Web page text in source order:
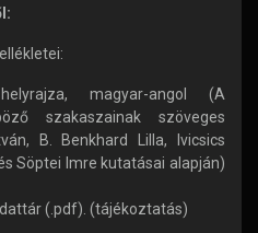
magyar-angol (A
szakaszainak szöveges
B. Benkhard Lilla, Ivicsics
Söptei Imre kutatásai alapján)
(.pdf). (tájékoztatás)